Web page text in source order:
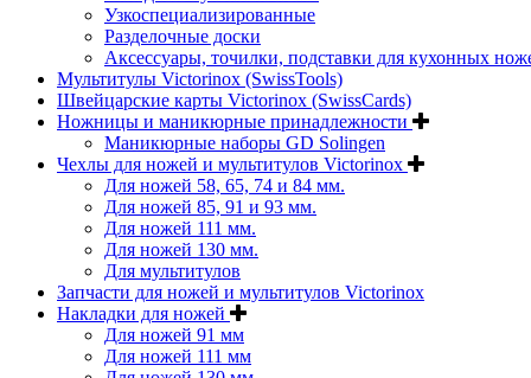
Узкоспециализированные
Разделочные доски
Аксессуары, точилки, подставки для кухонных
Мультитулы Victorinox (SwissTools)
Швейцарские карты Victorinox (SwissCards)
Ножницы и маникюрные принадлежности
Маникюрные наборы GD Solingen
Чехлы для ножей и мультитулов Victorinox
Для ножей 58, 65, 74 и 84 мм.
Для ножей 85, 91 и 93 мм.
Для ножей 111 мм.
Для ножей 130 мм.
Для мультитулов
Запчасти для ножей и мультитулов Victorinox
Накладки для ножей
Для ножей 91 мм
Для ножей 111 мм